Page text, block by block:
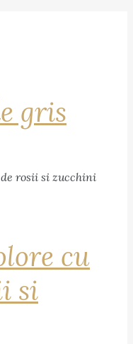
gris
cu
si